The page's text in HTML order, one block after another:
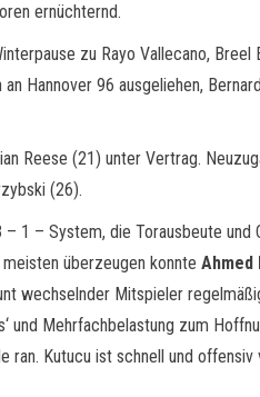
ernüchternd.
zu Rayo Vallecano,
Hannover 96 ausgeliehen,
Reese (21) unter Vertrag.
(26).
1 – System, die Torausbeute und
überzeugen konnte Ahmed
wechselnder Mitspieler
und Mehrfachbelastung zum
ran. Kutucu ist schnell und offensiv